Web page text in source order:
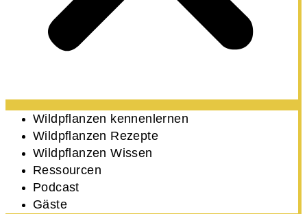
Wildpflanzen kennenlernen
Wildpflanzen Rezepte
Wildpflanzen Wissen ​
Ressourcen
Podcast
Gäste